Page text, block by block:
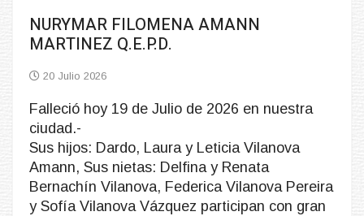
NURYMAR FILOMENA AMANN
MARTINEZ Q.E.P.D.
20 Julio 2026
Falleció hoy 19 de Julio de 2026 en nuestra
ciudad.-
Sus hijos: Dardo, Laura y Leticia Vilanova
Amann, Sus nietas: Delfina y Renata
Bernachín Vilanova, Federica Vilanova Pereira
y Sofía Vilanova Vázquez participan con gran